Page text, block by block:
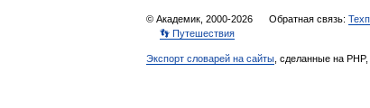
© Академик, 2000-2026 Обратная связь:
👣 Путешествия
Экспорт словарей на сайты , сделанные на PHP,